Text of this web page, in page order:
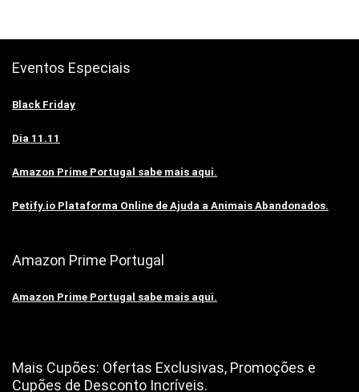
Eventos Especiais
Black Friday
Dia 11.11
Amazon Prime Portugal sabe mais aqui.
Petify.io Plataforma Online de Ajuda a Animais Abandonados.
Amazon Prime Portugal
Amazon Prime Portugal sabe mais aqui.
Mais Cupões: Ofertas Exclusivas, Promoções e
Cupões de Desconto Incríveis.